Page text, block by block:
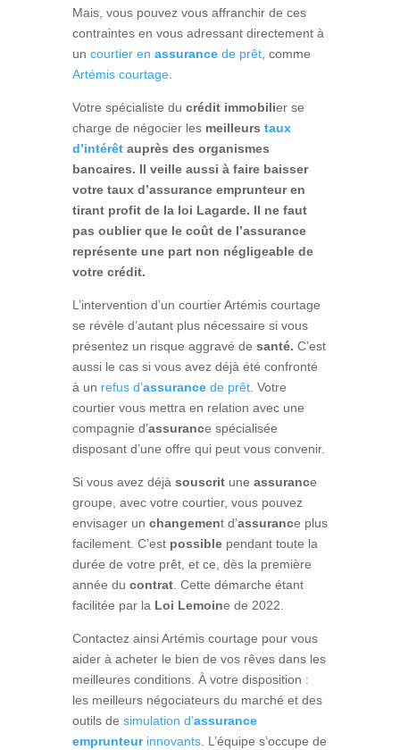
Mais, vous pouvez vous affranchir de ces
contraintes en vous adressant directement à
un courtier en assurancede prêt, comme
Artémis courtage.
Votre spécialiste du crédit immobilier se
charge de négocier les meilleurs taux
d’intérêtauprès des organismes
bancaires. Il veille aussi à faire baisser
votre taux d’assurance emprunteur en
tirant profit de la loi Lagarde. Il ne faut
pas oublier que le coût de l’assurance
représente une part non négligeable de
votre crédit.
L’intervention d’un courtier Artémis courtage
se révèle d’autant plus nécessaire si vous
présentez un risque aggravé de santé. C’est
aussi le cas si vous avez déjà été confronté
à un refus d’assurancede prêt. Votre
courtier vous mettra en relation avec une
compagnie d’assurance spécialisée
disposant d’une offre qui peut vous convenir.
Si vous avez déjà souscritune assurance
groupe, avec votre courtier, vous pouvez
envisager un changement d’assurance plus
facilement. C’est possiblependant toute la
durée de votre prêt, et ce, dès la première
année du contrat. Cette démarche étant
facilitée par la Loi Lemoine de 2022.
Contactez ainsi Artémis courtage pour vous
aider à acheter le bien de vos rêves dans les
meilleures conditions. À votre disposition :
les meilleurs négociateurs du marché et des
outils de simulation d’assurance
emprunteurinnovants. L’équipe s’occupe de